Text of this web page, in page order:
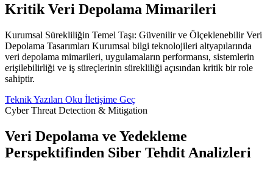
Kritik Veri Depolama Mimarileri
Kurumsal Sürekliliğin Temel Taşı: Güvenilir ve Ölçeklenebilir Veri
Depolama Tasarımları Kurumsal bilgi teknolojileri altyapılarında
veri depolama mimarileri, uygulamaların performansı, sistemlerin
erişilebilirliği ve iş süreçlerinin sürekliliği açısından kritik bir role
sahiptir.
Teknik Yazıları Oku İletişime Geç
Cyber Threat Detection & Mitigation
Veri Depolama ve Yedekleme
Perspektifinden Siber Tehdit Analizleri